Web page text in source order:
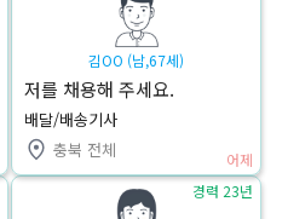
김OO (남,67세)
저를 채용해 주세요.
배달/배송기사
충북 전체
어제
경력 23년